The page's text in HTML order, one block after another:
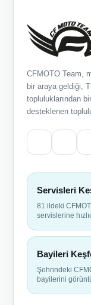
CFMOTO Team,
bir araya geldiği,
topluluklarından
desteklenen
Servisleri
81 ildeki
servislerine
Bayileri
Şehrindeki
bayilerini